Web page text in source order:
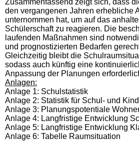
den vergangenen Jahren erhebliche
unternommen hat, um auf das
Schülerschaft zu reagieren. Die
laufenden Maßnahmen sind
und prognostizierten Bedarfen
Gleichzeitig bleibt die
sodass auch künftig eine
Anpassung der Planungen
Anlagen:
Anlage 1: Schulstatistik
Anlage 2: Statistik für Schul- und
Anlage 3: Planungspotentiale
Anlage 4: Langfristige Entwicklung
Anlage 5: Langfristige Entwicklung
Anlage 6: Tabelle Raumsituation